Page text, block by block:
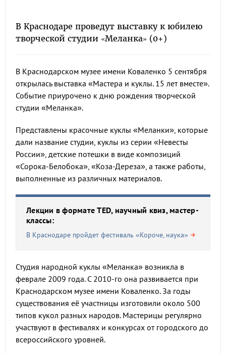
В Краснодаре проведут выставку к юбилею
творческой студии «Меланка» (0+)
В Краснодарском музее имени Коваленко 5 сентября
открылась выставка «Мастера и куклы. 15 лет вместе».
Событие приурочено к дню рождения творческой
студии «Меланка».
Представлены красочные куклы «Меланки», которые
дали название студии, куклы из серии «Невесты
России», детские потешки в виде композиций
«Сорока-Белобока», «Коза-Дереза», а также работы,
выполненные из различных материалов.
Лекции в формате TED, научный квиз, мастер-
классы:
В Краснодаре пройдет фестиваль «Короче, наука»
Студия народной куклы «Меланка» возникла в
феврале 2009 года. С 2010-го она развивается при
Краснодарском музее имени Коваленко. За годы
существования её участницы изготовили около 500
типов кукол разных народов. Мастерицы регулярно
участвуют в фестивалях и конкурсах от городского до
всероссийского уровней.